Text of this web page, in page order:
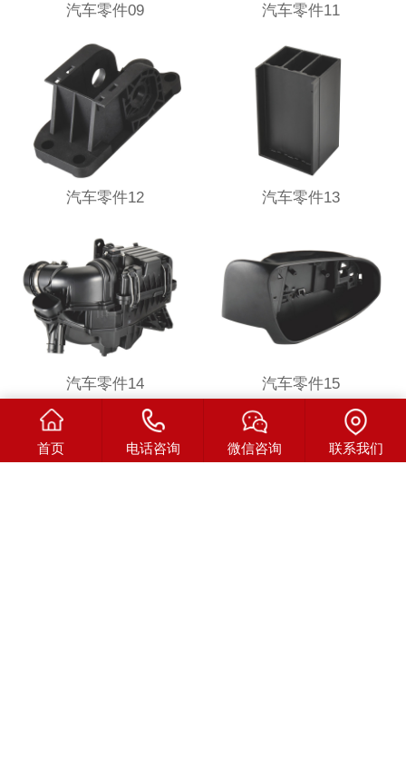
汽车零件09 汽车零件11
汽车零件12 汽车零件13
汽车零件14 汽车零件15
首页 电话咨询 微信咨询 联系我们